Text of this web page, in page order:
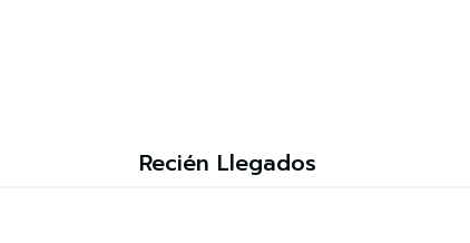
Recién Llegados